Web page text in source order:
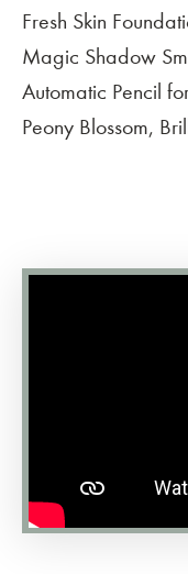
Fresh Skin
Magic Shadow
Automatic Pencil
Peony Blossom,